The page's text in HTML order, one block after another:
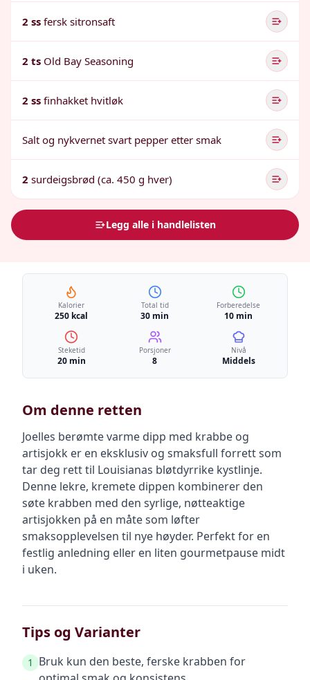
2 ss fersk sitronsaft
2 ts Old Bay Seasoning
2 ss finhakket hvitløk
Salt og nykvernet svart pepper etter smak
2 surdeigsbrød (ca. 450 g hver)
Legg alle i handlelisten
Kalorier
250 kcal
Total tid
30 min
Forberedelse
10 min
Steketid
20 min
Porsjoner
8
Nivå
Middels
Om denne retten
Joelles berømte varme dipp med krabbe og
artisjokk er en eksklusiv og smaksfull forrett som
tar deg rett til Louisianas bløtdyrrike kystlinje.
Denne lekre, kremete dippen kombinerer den
søte krabben med den syrlige, nøtteaktige
artisjokken på en måte som løfter
smaksopplevelsen til nye høyder. Perfekt for en
festlig anledning eller en liten gourmetpause midt
i uken.
Tips og Varianter
1
Bruk kun den beste, ferske krabben for